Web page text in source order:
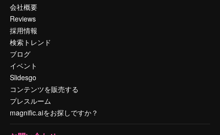
会社概要
Reviews
採用情報
検索トレンド
ブログ
イベント
Slidesgo
コンテンツを販売する
プレスルーム
magnific.aiをお探しですか？